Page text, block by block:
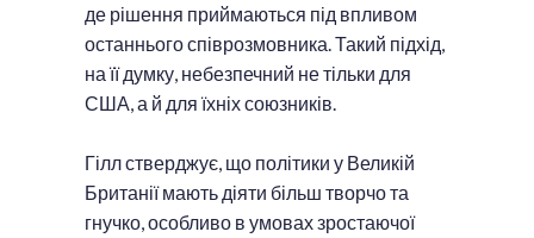
де рішення приймаються під впливом
останнього співрозмовника. Такий підхід,
на її думку, небезпечний не тільки для
США, а й для їхніх союзників.
Гілл стверджує, що політики у Великій
Британії мають діяти більш творчо та
гнучко, особливо в умовах зростаючої